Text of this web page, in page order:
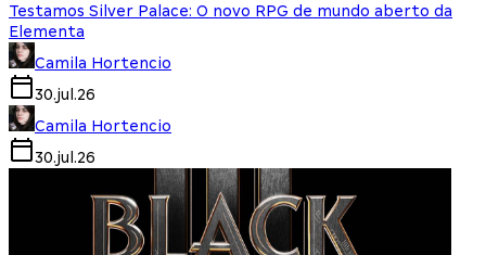
Testamos Silver Palace: O novo RPG de mundo aberto da
Elementa
Camila Hortencio
30.jul.26
Camila Hortencio
30.jul.26